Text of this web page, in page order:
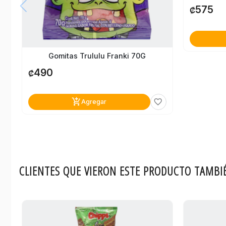
Gomitas Trululu Franki 70G
₡490
add_shopping_cartAgregar favorite_border
₡575
CLIENTES QUE VIERON ESTE PRODUCTO